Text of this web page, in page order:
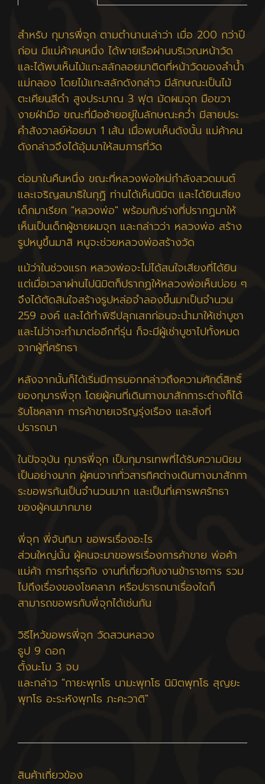
สำหรับ กุมารพี่จุก ตามตำนานเล่าว่า เมื่อ 200 กว่าปี
ก่อน มีแม่ค้าคนหนึ่ง ได้พายเรือผ่านบริเวณหน้าวัด
และได้พบเห็นไม้แกะสลักลอยมาติดที่หน้าวัดของลำน้ำ
แม่กลอง โดยไม้แกะสลักดังกล่าว มีลักษณะเป็นไม้
ตะเคียนสีดำ สูงประมาณ 3 ฟุต มัดผมจุก มือขวา
งายฝ่ามือ ขณะที่มือซ้ายอยู่ในลักษณะคว่ำ มีสายประ
คำสังวาลย์ห้อยมา 1 เส้น เมื่อพบเห็นดังนั้น แม่ค้าคน
ดังกล่าวจึงได้อุ้มมาให้สมภารที่วัด
ต่อมาในคืนหนึ่ง ขณะที่หลวงพ่อใหม่กำลังสวดมนต์
และเจริญสมาธิในกุฏิ ท่านได้เห็นนิมิต และได้ยินเสียง
เด็กมาเรียก "หลวงพ่อ" พร้อมกับร่างที่ปรากฏมาให้
เห็นเป็นเด็กผู้ชายผมจุก และกล่าวว่า หลวงพ่อ สร้าง
รูปหนูขึ้นมาสิ หนูจะช่วยหลวงพ่อสร้างวัด
แม้ว่าในช่วงแรก หลวงพ่อจะไม่ได้สนใจเสียงที่ได้ยิน
แต่เมื่อเวลาผ่านไปนิมิตก็ปรากฏให้หลวงพ่อเห็นบ่อย ๆ
จึงได้ตัดสินใจสร้างรูปหล่อจำลองขึ้นมาเป็นจำนวน
259 องค์ และได้ทำพิธีปลุกเสกก่อนจะนำมาให้เช่าบูชา
และไม่ว่าจะทำมาต่ออีกกี่รุ่น ก็จะมีผู้เช่าบูชาไปทั้งหมด
จากผู้ที่ศรัทธา
หลังจากนั้นก็ได้เริ่มมีการบอกกล่าวถึงความศักดิ์สิทธิ์
ของกุมารพี่จุก โดยผู้คนที่เดินทางมาสักการะต่างก็ได้
รับโชคลาภ การค้าขายเจริญรุ่งเรือง และสิ่งที่
ปรารถนา
ในปัจจุบัน กุมารพี่จุก เป็นกุมารเทพที่ได้รับความนิยม
เป็นอย่างมาก ผู้คนจากทั่วสารทิศต่างเดินทางมาสักกา
ระขอพรกันเป็นจำนวนมาก และเป็นที่เคารพศรัทธา
ของผู้คนมากมาย
พี่จุก พี่จันทิมา ขอพรเรื่องอะไร
ส่วนใหญ่นั้น ผู้คนจะมาขอพรเรื่องการค้าขาย พ่อค้า
แม่ค้า การทำธุรกิจ งานที่เกี่ยวกับงานข้าราชการ รวม
ไปถึงเรื่องของโชคลาภ หรือปรารถนาเรื่องใดก็
สามารถขอพรกับพี่จุกได้เช่นกัน
วิธีไหว้ขอพรพี่จุก วัดสวนหลวง
ธูป 9 ดอก
ตั้งนะโม 3 จบ
และกล่าว "กายะพุทโธ นามะพุทโธ นิมิตพุทโธ สุญยะ
พุทโธ อะระหังพุทโธ ภะคะวาติ"
สินค้าเกี่ยวข้อง